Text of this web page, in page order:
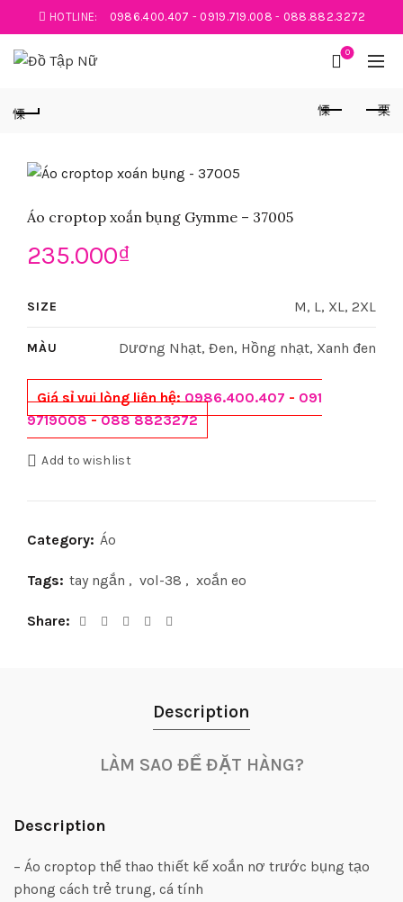
HOTLINE: 0986.400.407 - 0919.719.008 - 088.882.3272
0
Áo croptop xoắn bụng Gymme – 37005
235.000₫
SIZE M, L, XL, 2XL
MÀU Dương Nhạt, Đen, Hồng nhạt, Xanh đen
Giá sỉ vui lòng liên hệ: 0986.400.407 - 091
9719008-088 8823272
Add to wishlist
Category: Áo
Tags: tay ngắn , vol-38 , xoắn eo
Share
Description
LÀM SAO ĐỂ ĐẶT HÀNG?
Description
– Áo croptop thể thao thiết kế xoắn nơ trước bụng tạo
phong cách trẻ trung, cá tính